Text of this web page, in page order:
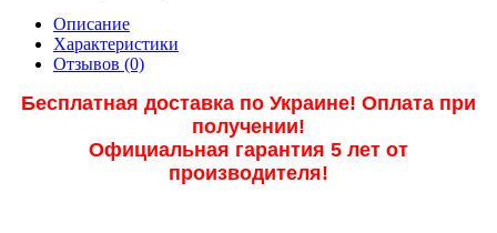
Описание
Характеристики
Отзывов (0)
Бесплатная доставка по Украине! Оплата при
получении!
Официальная гарантия 5 лет от
производителя!